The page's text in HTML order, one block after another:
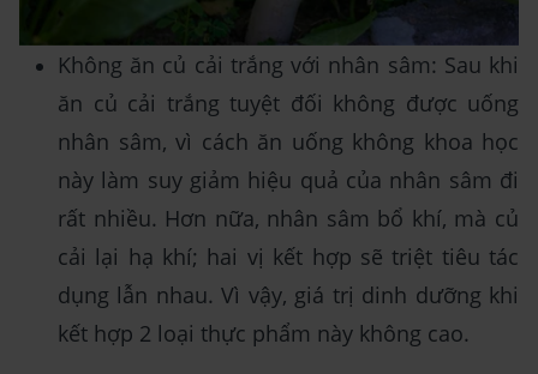
Không ăn củ cải trắng với nhân sâm: Sau khi
ăn củ cải trắng tuyệt đối không được uống
nhân sâm, vì cách ăn uống không khoa học
này làm suy giảm hiệu quả của nhân sâm đi
rất nhiều. Hơn nữa, nhân sâm bổ khí, mà củ
cải lại hạ khí; hai vị kết hợp sẽ triệt tiêu tác
dụng lẫn nhau. Vì vậy, giá trị dinh dưỡng khi
kết hợp 2 loại thực phẩm này không cao.